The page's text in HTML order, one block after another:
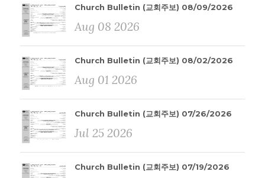
Church Bulletin (교회주보) 08/09/2026
Aug 08 2026
Church Bulletin (교회주보) 08/02/2026
Aug 01 2026
Church Bulletin (교회주보) 07/26/2026
Jul 25 2026
Church Bulletin (교회주보) 07/19/2026